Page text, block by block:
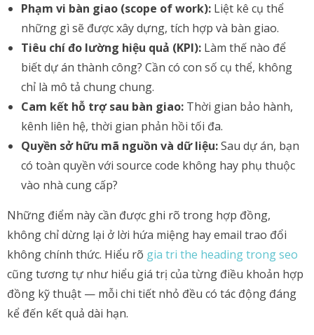
Phạm vi bàn giao (scope of work): Liệt kê cụ thể
những gì sẽ được xây dựng, tích hợp và bàn giao.
Tiêu chí đo lường hiệu quả (KPI): Làm thế nào để
biết dự án thành công? Cần có con số cụ thể, không
chỉ là mô tả chung chung.
Cam kết hỗ trợ sau bàn giao: Thời gian bảo hành,
kênh liên hệ, thời gian phản hồi tối đa.
Quyền sở hữu mã nguồn và dữ liệu:Sau dự án, bạn
có toàn quyền với source code không hay phụ thuộc
vào nhà cung cấp?
Những điểm này cần được ghi rõ trong hợp đồng,
không chỉ dừng lại ở lời hứa miệng hay email trao đổi
không chính thức. Hiểu rõ gia tri the heading trong seo
cũng tương tự như hiểu giá trị của từng điều khoản hợp
đồng kỹ thuật — mỗi chi tiết nhỏ đều có tác động đáng
kể đến kết quả dài hạn.